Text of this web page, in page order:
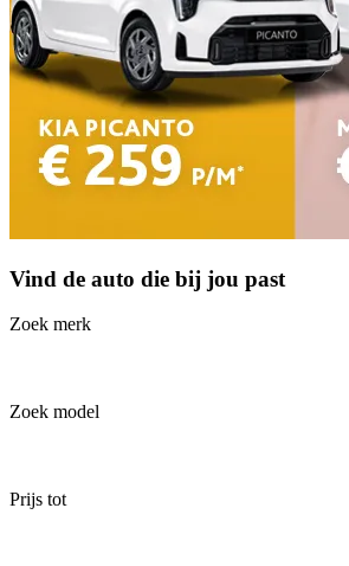
Vind de auto die bij jou past
Zoek merk
Zoek model
Prijs tot